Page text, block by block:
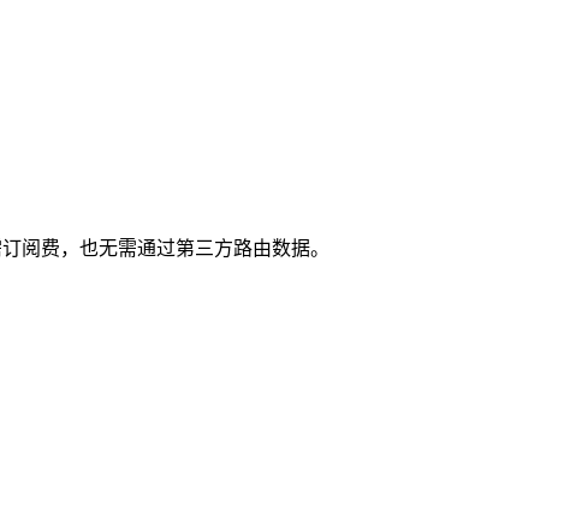
阅费，也无需通过第三方路由数据。